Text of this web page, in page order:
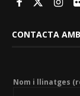
CONTACTA
Nom i llinatges